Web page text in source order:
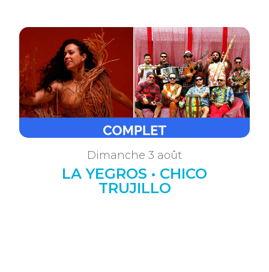
Dimanche 3 août
LA YEGROS • CHICO
TRUJILLO